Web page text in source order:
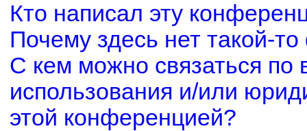
Кто написал эту
Почему здесь нет такой-
С кем можно связаться по
использования и/или
этой конференцией?